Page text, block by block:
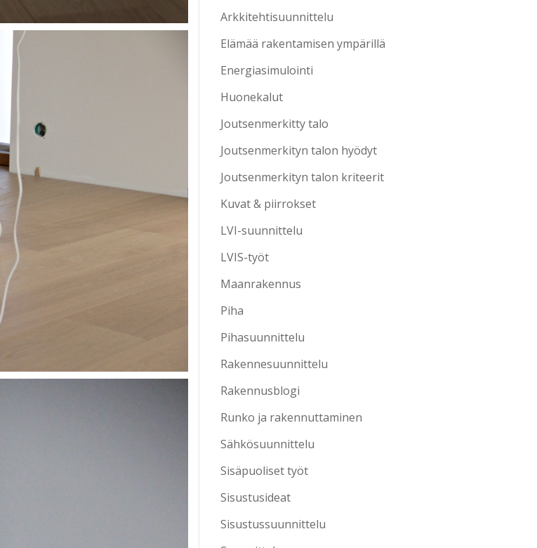
Arkkitehtisuunnittelu
Elämää rakentamisen ympärillä
Energiasimulointi
Huonekalut
Joutsenmerkitty talo
Joutsenmerkityn talon hyödyt
Joutsenmerkityn talon kriteerit
Kuvat & piirrokset
LVI-suunnittelu
LVIS-työt
Maanrakennus
Piha
Pihasuunnittelu
Rakennesuunnittelu
Rakennusblogi
Runko ja rakennuttaminen
Sähkösuunnittelu
Sisäpuoliset työt
Sisustusideat
Sisustussuunnittelu